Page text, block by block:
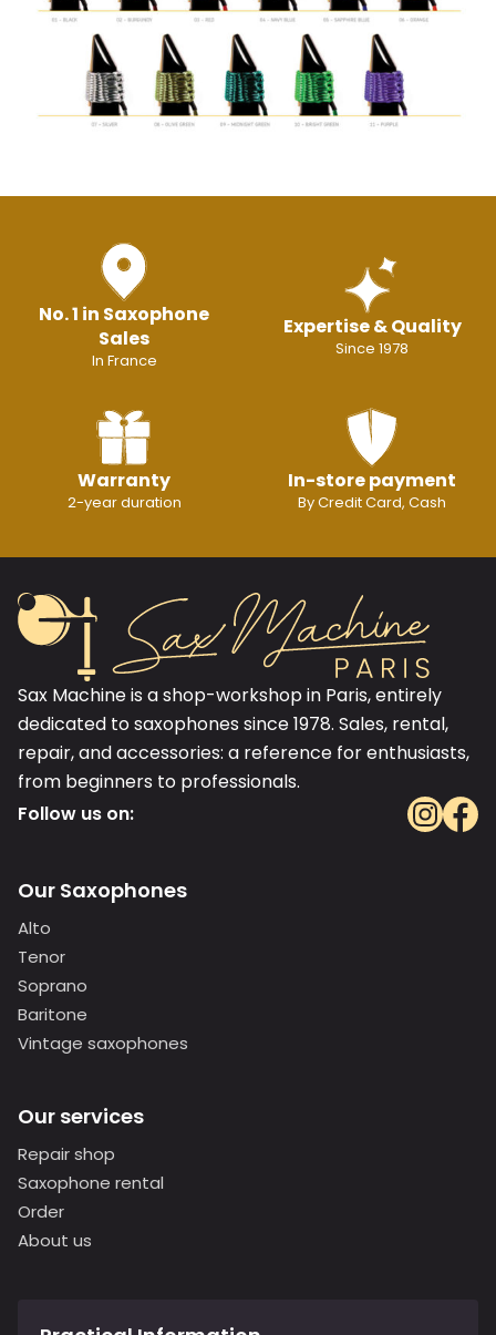
No. 1 in Saxophone
Sales
In France
Expertise & Quality
Since 1978
Warranty
2-year duration
In-store payment
By Credit Card, Cash
Sax Machine is a shop-workshop in Paris, entirely
dedicated to saxophones since 1978. Sales, rental,
repair, and accessories: a reference for enthusiasts,
from beginners to professionals.
Follow us on:
Our Saxophones
Alto
Tenor
Soprano
Baritone
Vintage saxophones
Our services
Repair shop
Saxophone rental
Order
About us